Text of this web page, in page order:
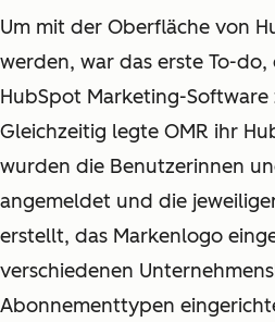
Um mit der Oberfläche von
werden, war das erste To-
HubSpot Marketing-
Gleichzeitig legte OMR ihr
wurden die Benutzerinnen
angemeldet und die
erstellt, das Markenlogo
verschiedenen
Abonnementtypen